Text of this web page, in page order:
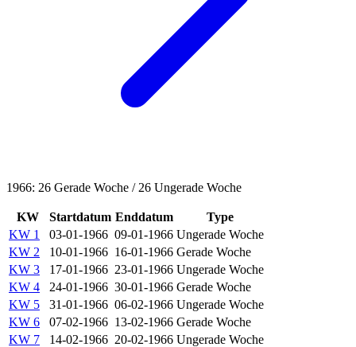
1966: 26 Gerade Woche / 26 Ungerade Woche
KW Startdatum Enddatum
Type
KW 1
03-01-1966 09-01-1966 Ungerade Woche
KW 2
10-01-1966 16-01-1966 Gerade Woche
KW 3
17-01-1966 23-01-1966 Ungerade Woche
KW 4
24-01-1966 30-01-1966 Gerade Woche
KW 5
31-01-1966 06-02-1966 Ungerade Woche
KW 6
07-02-1966 13-02-1966 Gerade Woche
KW 7
14-02-1966 20-02-1966 Ungerade Woche